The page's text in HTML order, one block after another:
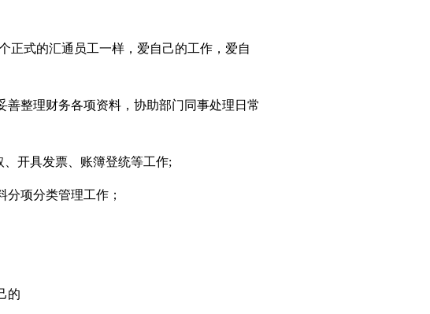
正式的汇通员工一样，爱自己的工作，爱自
整理财务各项资料，协助部门同事处理日常
开具发票、账簿登统等工作;
项分类管理工作；
的